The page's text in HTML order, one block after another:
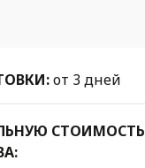
от 3 дней
СТОИМОСТЬ